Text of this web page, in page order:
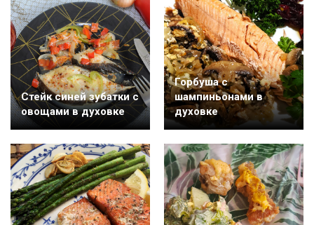
Cтейк синей зубатки с
овощами в духовке
Горбуша с
шампиньонами в
духовке